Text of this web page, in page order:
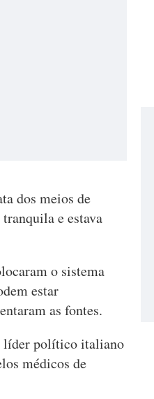
dos meios de
e estava
o sistema
estar
as fontes.
líder político italiano
médicos de